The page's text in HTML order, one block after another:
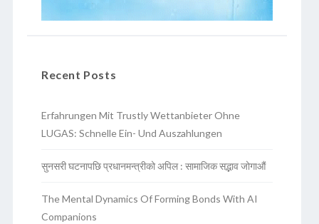
Recent Posts
Erfahrungen Mit Trustly Wettanbieter Ohne
LUGAS: Schnelle Ein- Und Auszahlungen
सुनसरी घटनापछि प्रधानमन्त्रीको अपिल : सामाजिक सद्भाव जोगाऔं
The Mental Dynamics Of Forming Bonds With AI
Companions